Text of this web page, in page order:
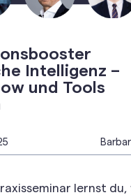
Intelligenz –
und Tools
lernst du,